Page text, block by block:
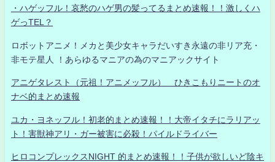
・ハゲッフル！哀愁のハゲ男の髪ってるまとめ速報！！激しくハ
ゲっTEL？
ロボットアニメ！メカと美少女キャラだいすき永遠の非リア充・
非モテ星人 ！あらゆるマニアの為のマニアックサイト
アニゲタレスト（元祖！アニメッフル） ひきこもりニートのオ
ナベ的まとめ速報
ユカ・ヨネッフル！初老的まとめ速報！！大帝イタチにラリアッ
ト！害獣神アリ・ガー被害に必殺！パイルドライバー
ヒロコンプレックスNIGHT 的まとめ速報！！子供が欲しいど陰キ